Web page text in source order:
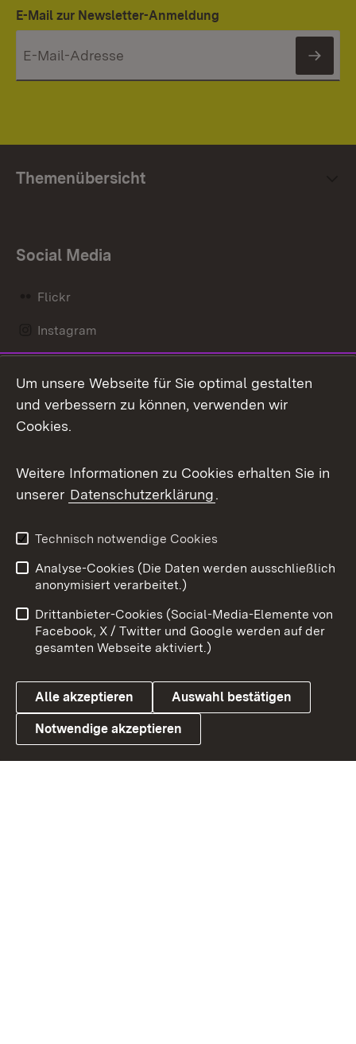
E-Mail zur Newsletter-Anmeldung
Themenübersicht
Social Media
Flickr
Instagram
Mastodon
Messenger
Social Wall
X / Twitter
Youtube
Link zum Landesportal
Benutzungshinweise
Barrierefreiheit
Datenschutz
Cookies
Um unsere Webseite für Sie optimal gestalten
und verbessern zu können, verwenden wir
Cookies.
Weitere Informationen zu Cookies erhalten Sie in
unserer Datenschutzerklärung.
Technisch notwendige Cookies
Analyse-Cookies (Die Daten werden ausschließlich
anonymisiert verarbeitet.)
Drittanbieter-Cookies (Social-Media-Elemente von
Facebook, X / Twitter und Google werden auf der
gesamten Webseite aktiviert.)
Alle akzeptieren Auswahl bestätigen
Notwendige akzeptieren